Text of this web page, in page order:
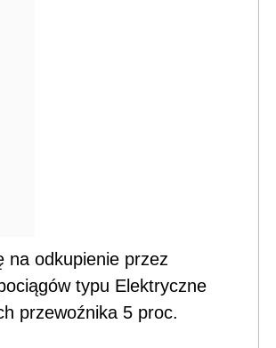
na odkupienie przez
typu Elektryczne
przewoźnika 5 proc.